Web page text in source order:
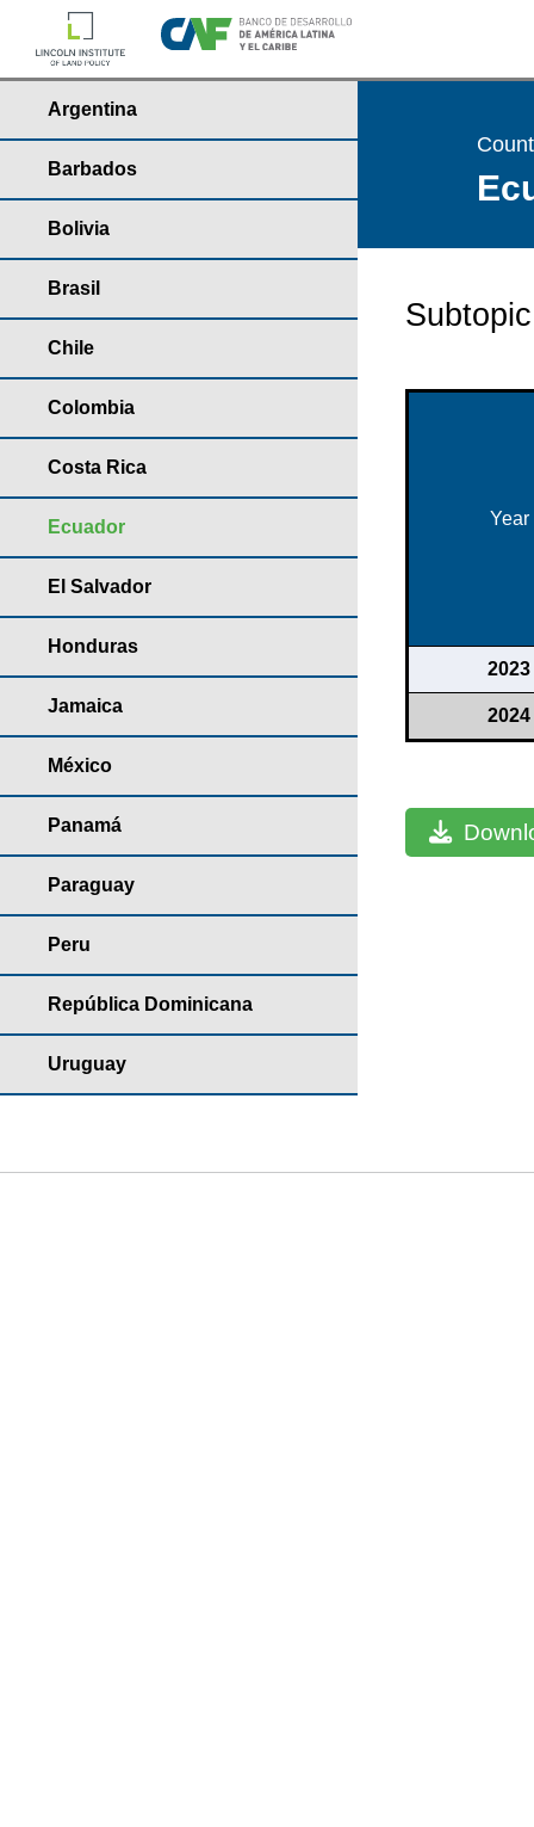
Argentina
Barbados
Bolivia
Brasil
Chile
Colombia
Costa Rica
Ecuador
El Salvador
Honduras
Jamaica
México
Panamá
Paraguay
Peru
República Dominicana
Uruguay
Year
2023
2024